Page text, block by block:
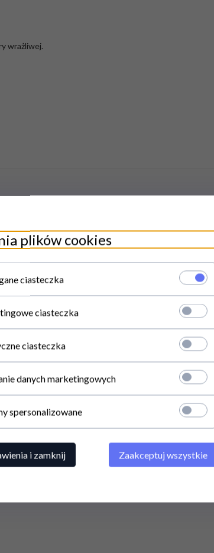
wrażliwej.
plików cookies
ciasteczka
ciasteczka
ciasteczka
danych marketingowych
spersonalizowane
i zamknij Zaakceptuj wszystkie